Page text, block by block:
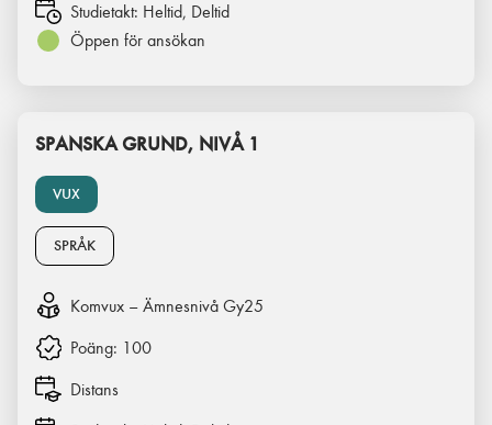
Studietakt: Heltid, Deltid
Öppen för ansökan
VUX
SPANSKA GRUND, NIVÅ 1
SPRÅK
Komvux – Ämnesnivå Gy25
Poäng: 100
Distans